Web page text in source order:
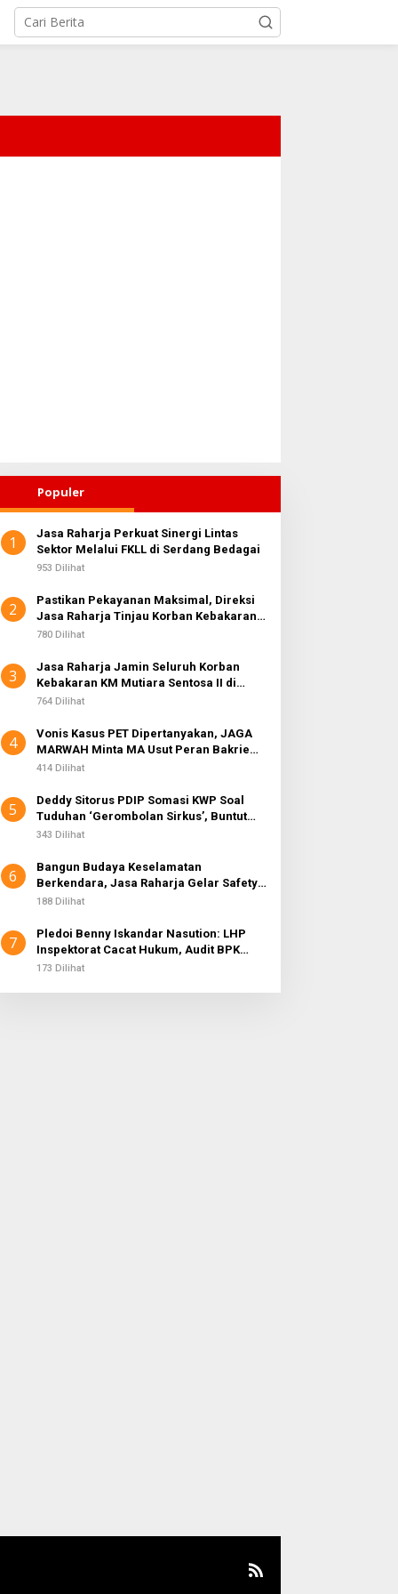
Warga Kepulauan Nias Siap
Kawal Program Berkantor
Populer
1
Jasa Raharja Perkuat Sinergi Lintas
Sektor Melalui FKLL di Serdang Bedagai
953 Dilihat
2
Pastikan Pekayanan Maksimal, Direksi
Jasa Raharja Tinjau Korban Kebakaran
KM Mutiara Sentosa II
780 Dilihat
3
Jasa Raharja Jamin Seluruh Korban
Kebakaran KM Mutiara Sentosa II di
Perairan Sumenep
764 Dilihat
4
Vonis Kasus PET Dipertanyakan, JAGA
MARWAH Minta MA Usut Peran Bakrie
Group
414 Dilihat
5
Deddy Sitorus PDIP Somasi KWP Soal
Tuduhan ‘Gerombolan Sirkus’, Buntut
Rapat Komisi II Dipimpin Sufmi Dasco
343 Dilihat
6
Bangun Budaya Keselamatan
Berkendara, Jasa Raharja Gelar Safety
Campaign di PT Pasifik Medan Industri
188 Dilihat
7
Pledoi Benny Iskandar Nasution: LHP
Inspektorat Cacat Hukum, Audit BPK
Nihil Temuan
173 Dilihat